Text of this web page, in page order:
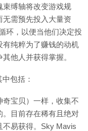
束缚轴将改变游戏规
需预先投入大量资
环，以便当他们决定投
有纯粹为了赚钱的动机
他人并获得掌握。
包括：
宝贝）一样，收集不
。目前存在稀有且绝对
不易获得。Sky Mavis